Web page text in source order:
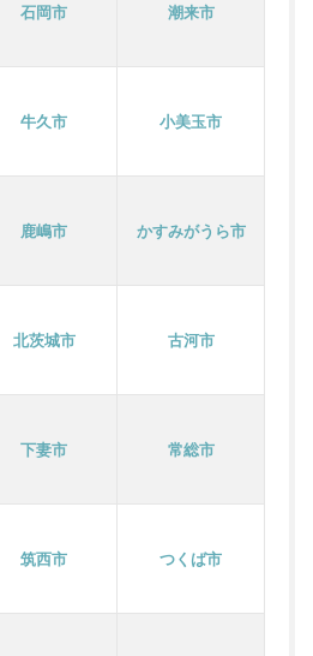
石岡市 潮来市
牛久市 小美玉市
鹿嶋市 かすみがうら市
北茨城市 古河市
下妻市 常総市
筑西市 つくば市